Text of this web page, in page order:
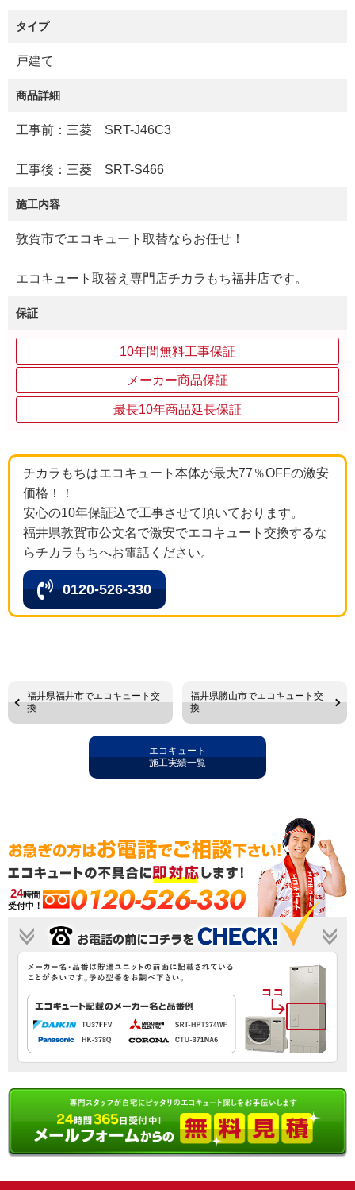
タイプ
戸建て
商品詳細
工事前：三菱 SRT-J46C3
工事後：三菱 SRT-S466
施工内容
敦賀市でエコキュート取替ならお任せ！
エコキュート取替え専門店チカラもち福井店です。
保証
10年間無料工事保証
メーカー商品保証
最長10年商品延長保証
チカラもちはエコキュート本体が最大77％OFFの激安
価格！！
安心の10年保証込で工事させて頂いております。
福井県敦賀市公文名で激安でエコキュート交換するな
らチカラもちへお電話ください。
0120-526-330
福井県福井市でエコキュート交
換
福井県勝山市でエコキュート交
換
エコキュート
施工実績一覧
24時間
受付中！
0120-526-330